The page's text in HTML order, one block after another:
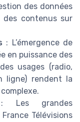
des données
contenus sur
: L’émergence de
en puissance des
usages (radio,
ligne) rendent la
grandes
Télévisions